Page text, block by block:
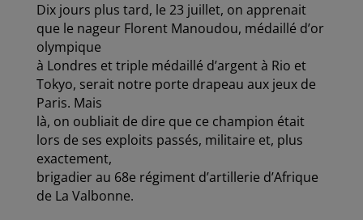
Dix jours plus tard, le 23 juillet, on apprenait
que le nageur Florent Manoudou, médaillé d’or
olympique
à Londres et triple médaillé d’argent à Rio et
Tokyo, serait notre porte drapeau aux jeux de
Paris. Mais
là, on oubliait de dire que ce champion était
lors de ses exploits passés, militaire et, plus
exactement,
brigadier au 68e régiment d’artillerie d’Afrique
de La Valbonne.